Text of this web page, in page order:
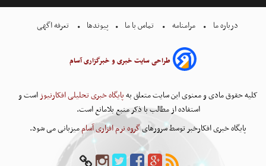
درباره ما مرامنامه تماس با ما پیوندها تعرفه اگهی
طراحی سایت خبری و خبرگزاری آسام
کلیه حقوق مادی و معنوی این سایت متعلق بهپایگاه خبری تحلیلی افکارنیوزاست و
استفاده از مطالب با ذکر منبع بلامانع است.
پایگاه خبری افکارخبر توسط سرورهایگروه نرم افزاری آساممیزبانی می شود.